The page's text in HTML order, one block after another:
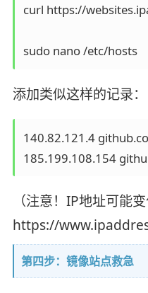
curl https://
sudo nano /etc/hosts
添加类似这样的记录：
140.82.121.4
（注意！IP地址可能
https://
第四步：镜像站点救急